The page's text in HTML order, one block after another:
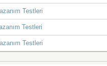
Testleri
Testleri
Testleri